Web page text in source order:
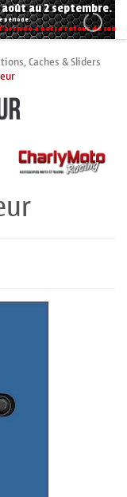
au 2 septembre.
période.
à notre retour de
Caches & Sliders